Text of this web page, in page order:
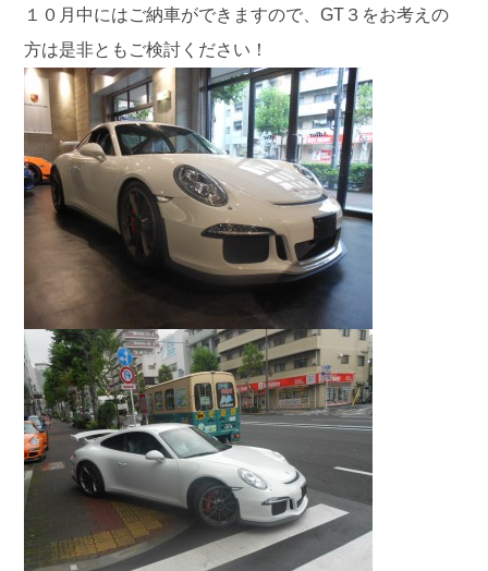
１０月中にはご納車ができますので、GT３をお考えの
方は是非ともご検討ください！